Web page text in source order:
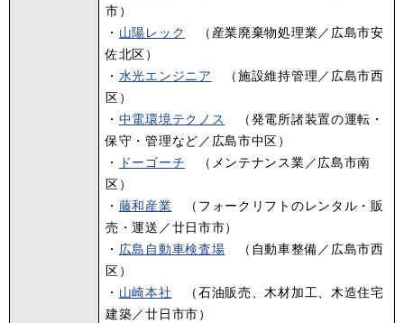
市）
・ 山陽レック
（産業廃棄物処理業／広島市安
佐北区）
​・ 水光エンジニア （施設維持管理／広島市西
区）
・ 中電環境テクノス
（発電所諸装置の運転・
保守・管理など／広島市中区）
・ ドーゴーチ （メンテナンス業／広島市南
区）
・ 藤和産業 （フォークリフトのレンタル・販
売・運送／廿日市市）
・ 広島自動車検査場 （自動車整備／広島市西
区）
・ 山崎本社 （石油販売、木材加工、木造住宅
建築／廿日市市）